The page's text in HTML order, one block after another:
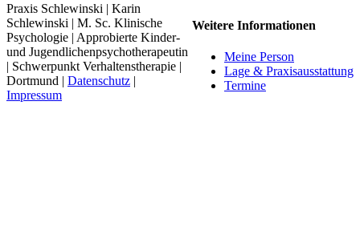
Weitere Informationen
Meine Person
Lage & Praxisausstattung
Termine
Praxis Schlewinski | Karin
Schlewinski | M. Sc. Klinische
Psychologie | Approbierte Kinder-
und Jugendlichenpsychotherapeutin
| Schwerpunkt Verhaltenstherapie |
Dortmund | Datenschutz |
Impressum